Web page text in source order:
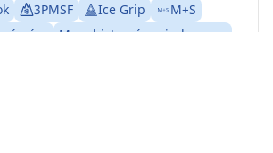
3PMSF Ice Grip
M+S
Magabiztosság minden nap